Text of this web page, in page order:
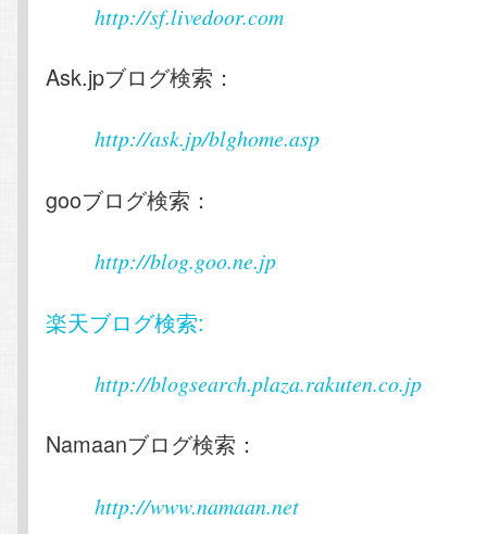
http://sf.livedoor.com
Ask.jpブログ検索：
http://ask.jp/blghome.asp
gooブログ検索：
http://blog.goo.ne.jp
楽天ブログ検索:
http://blogsearch.plaza.rakuten.co.jp
Namaanブログ検索：
http://www.namaan.net